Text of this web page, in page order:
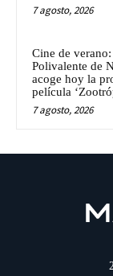
7 agosto, 2026
Cine de
Polivalente de
acoge hoy la
película
7 agosto, 2026